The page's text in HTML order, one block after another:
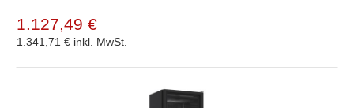
1.127,49 €
1.341,71 € inkl. MwSt.